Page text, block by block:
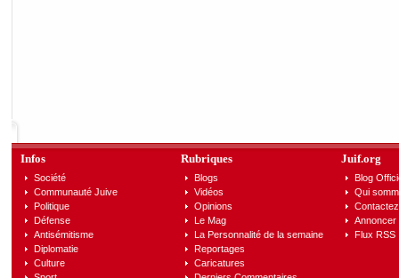
Infos
Société
Communauté Juive
Politique
Défense
Antisémitisme
Diplomatie
Culture
Rubriques
Blogs
Vidéos
Opinions
Le Mag
La Personnalité de la semaine
Reportages
Caricatures
Juif.org
Blog
Qui
Annoncer
Flux RSS